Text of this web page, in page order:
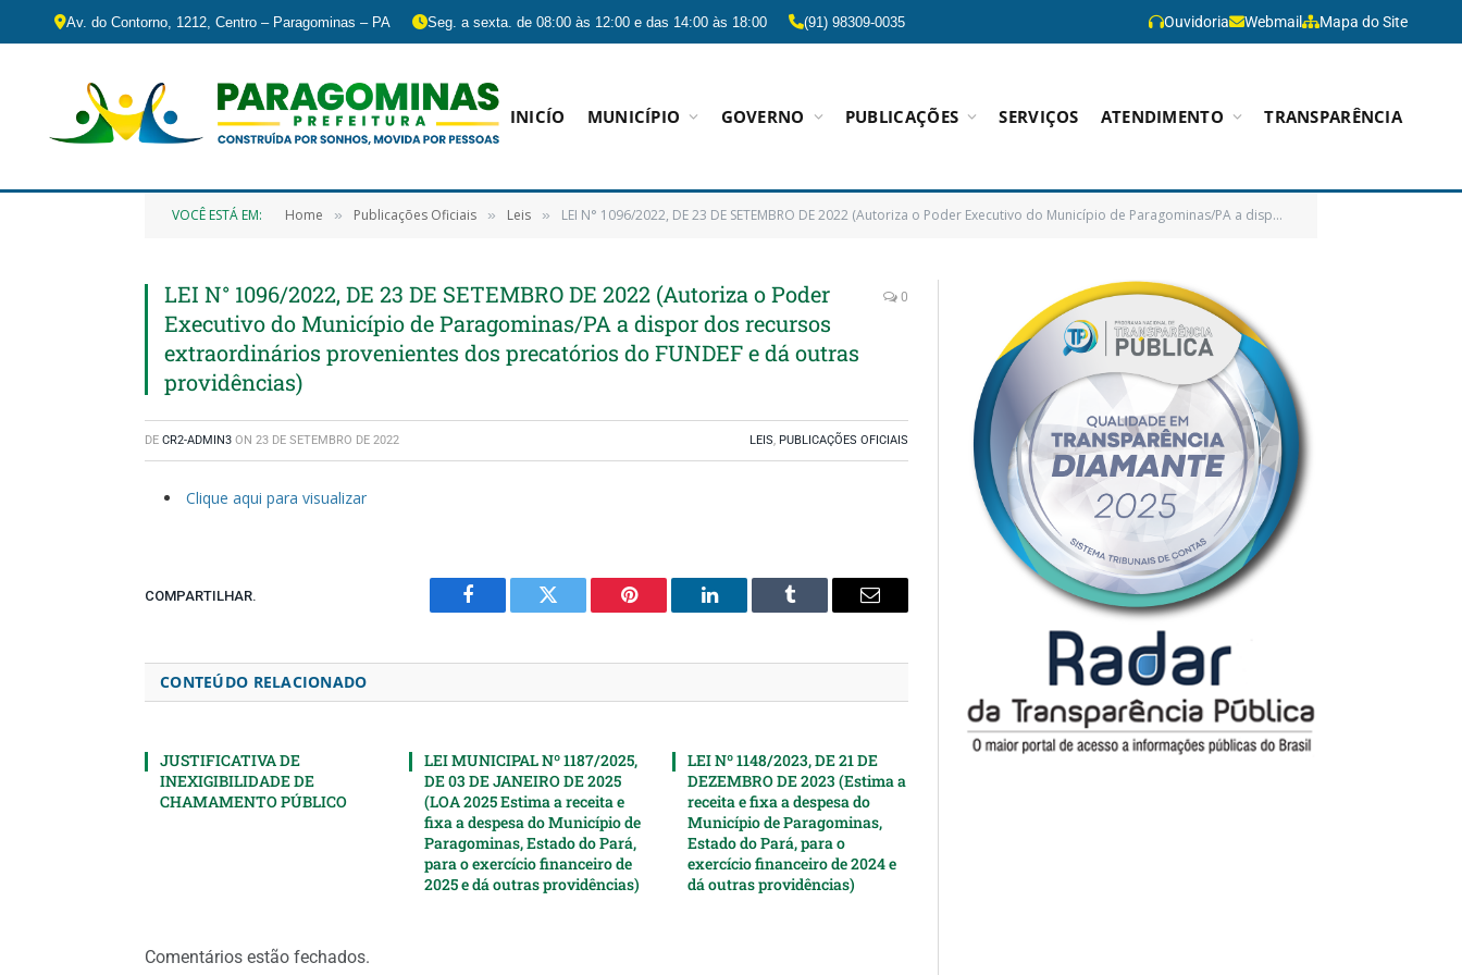
Av. do Contorno, 1212, Centro – Paragominas – PA Seg. a sexta. de 08:00 às 12:00 e das 14:00 às 18:00 (91) 98309-0035 Ouvidoria Webmail Mapa do Site
INICÍO MUNICÍPIO GOVERNO PUBLICAÇÕES SERVIÇOS ATENDIMENTO TRANSPARÊNCIA
VOCÊ ESTÁ EM: Home » Publicações Oficiais » Leis » LEI N° 1096/2022, DE 23 DE SETEMBRO DE 2022 (Autoriza o Poder Executivo do Município de Paragominas/PA a dispor dos recursos extraordinários provenientes dos precatórios do FUNDEF e dá outras providências)
LEI N° 1096/2022, DE 23 DE SETEMBRO DE 2022 (Autoriza o Poder
Executivo do Município de Paragominas/PA a dispor dos recursos
extraordinários provenientes dos precatórios do FUNDEF e dá outras
providências)
0
DE CR2-ADMIN3 ON 23 DE SETEMBRO DE 2022 LEIS, PUBLICAÇÕES OFICIAIS
Clique aqui para visualizar
COMPARTILHAR.
Facebook Twitter Pinterest LinkedIn Tumblr Email
CONTEÚDO RELACIONADO
JUSTIFICATIVA DE
INEXIGIBILIDADE DE
CHAMAMENTO PÚBLICO
LEI MUNICIPAL Nº 1187/2025,
DE 03 DE JANEIRO DE 2025
(LOA 2025 Estima a receita e
fixa a despesa do Município de
Paragominas, Estado do Pará,
para o exercício financeiro de
2025 e dá outras providências)
LEI Nº 1148/2023, DE 21 DE
DEZEMBRO DE 2023 (Estima a
receita e fixa a despesa do
Município de Paragominas,
Estado do Pará, para o
exercício financeiro de 2024 e
dá outras providências)
Comentários estão fechados.